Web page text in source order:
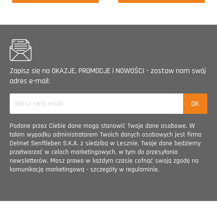
Zapisz się na OKAZJE, PROMOCJE i NOWOŚCI - zostaw nam swój
adres e-mail:
Podane przez Ciebie dane mogą stanowić Twoje dane osobowe. W
takim wypadku administratorem Twoich danych osobowych jest firma
Delmet Senftleben S.K.A. z siedzibą w Lesznie. Twoje dane będziemy
przetwarzać w celach marketingowych, w tym do przesyłania
newsletterów. Masz prawo w każdym czasie cofnąć swoją zgodę na
komunikację marketingową - szczegóły w regulaminie.